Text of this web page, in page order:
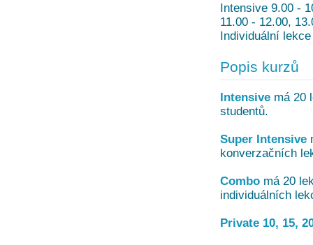
Intensive 9.00 -
11.00 - 12.00,
Individuální
Popis kurzů
Intensivemá 20
studentů.
Super Intensive
konverzačních
Combomá 20
individuálních
Private 10, 15,